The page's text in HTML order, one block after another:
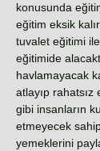
konusunda
eğitim eksik
tuvalet eğitimi
eğitimide
havlamayacak
atlayıp
gibi insanların
etmeyecek
yemeklerini